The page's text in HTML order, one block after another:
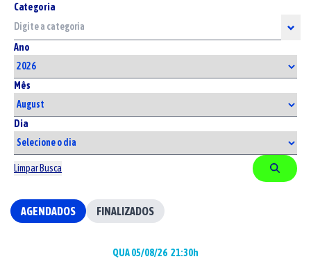
Categoria
Ano
Mês
Dia
Limpar Busca
AGENDADOS FINALIZADOS
QUA 05/08/26 21:30h